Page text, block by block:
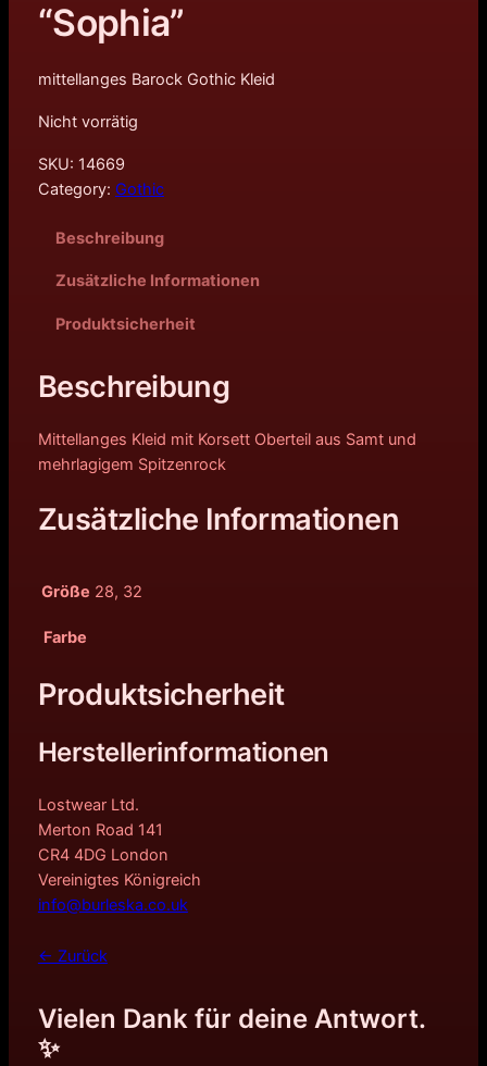
“Sophia”
mittellanges Barock Gothic Kleid
Nicht vorrätig
SKU: 14669
Category: Gothic
Beschreibung
Zusätzliche Informationen
Produktsicherheit
Beschreibung
Mittellanges Kleid mit Korsett Oberteil aus Samt und
mehrlagigem Spitzenrock
Zusätzliche Informationen
Größe 28, 32
Farbe
Produktsicherheit
Herstellerinformationen
Lostwear Ltd.
Merton Road 141
CR4 4DG London
Vereinigtes Königreich
info@burleska.co.uk
← Zurück
Vielen Dank für deine Antwort.
✨